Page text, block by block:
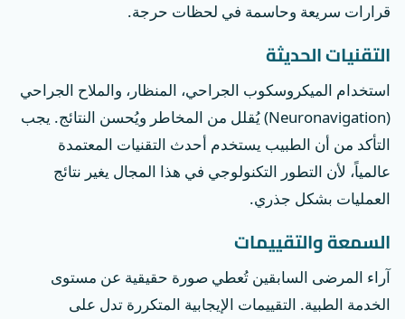
قرارات سريعة وحاسمة في لحظات حرجة.
التقنيات الحديثة
استخدام الميكروسكوب الجراحي، المنظار، والملاح الجراحي
(Neuronavigation) يُقلل من المخاطر ويُحسن النتائج. يجب
التأكد من أن الطبيب يستخدم أحدث التقنيات المعتمدة
عالمياً، لأن التطور التكنولوجي في هذا المجال يغير نتائج
العمليات بشكل جذري.
السمعة والتقييمات
آراء المرضى السابقين تُعطي صورة حقيقية عن مستوى
الخدمة الطبية. التقييمات الإيجابية المتكررة تدل على